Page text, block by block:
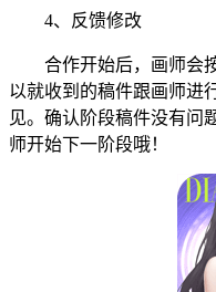
4、反馈修改
合作开始后，画师会按
以就收到的稿件跟画师进
见。确认阶段稿件没有问
师开始下一阶段哦！